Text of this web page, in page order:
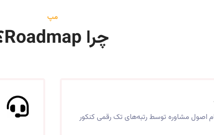
مپ
چرا Roadmap؟
اصول مشاوره توسط رتبه‌های تک‌ رقمی کنکور